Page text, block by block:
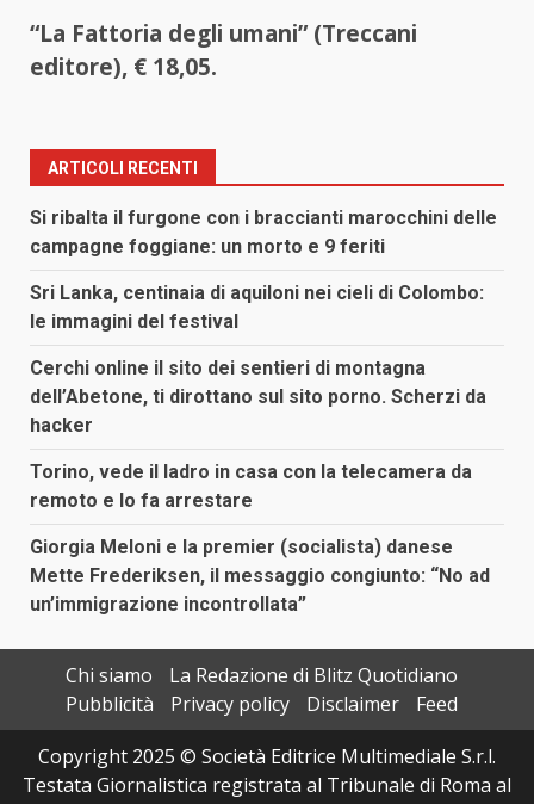
“La Fattoria degli umani” (Treccani
editore), € 18,05.
ARTICOLI RECENTI
Si ribalta il furgone con i braccianti marocchini delle
campagne foggiane: un morto e 9 feriti
Sri Lanka, centinaia di aquiloni nei cieli di Colombo:
le immagini del festival
Cerchi online il sito dei sentieri di montagna
dell’Abetone, ti dirottano sul sito porno. Scherzi da
hacker
Torino, vede il ladro in casa con la telecamera da
remoto e lo fa arrestare
Giorgia Meloni e la premier (socialista) danese
Mette Frederiksen, il messaggio congiunto: “No ad
un’immigrazione incontrollata”
Chi siamo
La Redazione di Blitz Quotidiano
Pubblicità
Privacy policy Disclaimer
Feed
Copyright 2025 © Società Editrice Multimediale S.r.l.
Testata Giornalistica registrata al Tribunale di Roma al